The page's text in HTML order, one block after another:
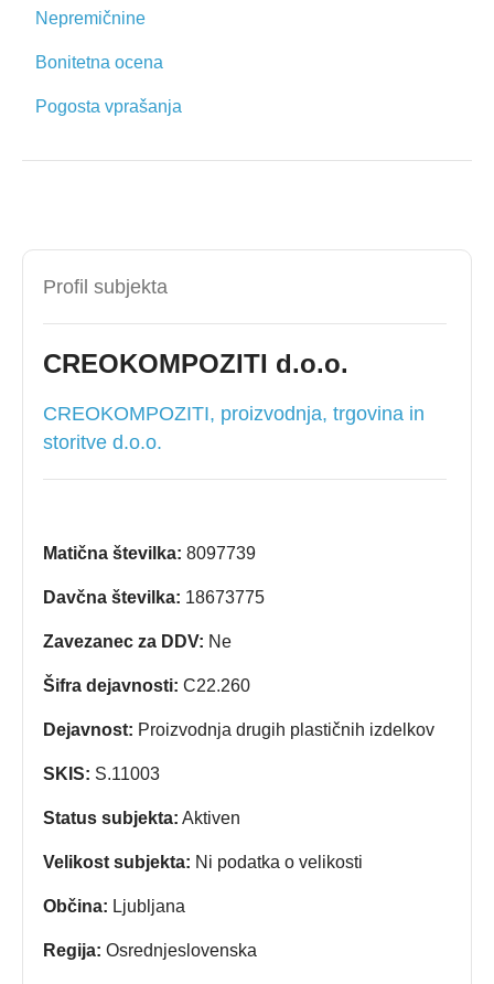
Nepremičnine
Bonitetna ocena
Pogosta vprašanja
Profil subjekta
CREOKOMPOZITI d.o.o.
CREOKOMPOZITI, proizvodnja, trgovina in
storitve d.o.o.
Matična številka: 8097739
Davčna številka: 18673775
Zavezanec za DDV: Ne
Šifra dejavnosti: C22.260
Dejavnost: Proizvodnja drugih plastičnih izdelkov
SKIS: S.11003
Status subjekta: Aktiven
Velikost subjekta: Ni podatka o velikosti
Občina: Ljubljana
Regija: Osrednjeslovenska